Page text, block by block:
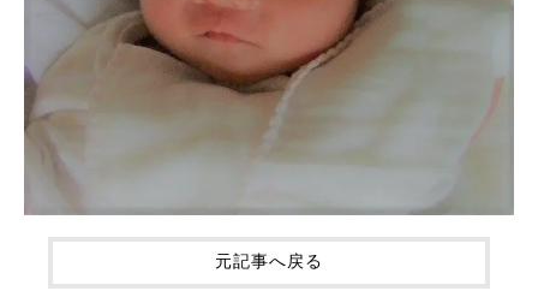
元記事へ戻る